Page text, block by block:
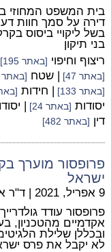
בית המשפט המחוזי
דירה על סמך חוות
בשל ליקויי ביסוס
בני תיקון
ריצוף וחיפוי [באתר 195]
[באתר 47] | שטח [באתר 396]
[באתר 133] | חידות [באתר
יסודות [באתר 24] |
דין [באתר 482]
פרופסור מוערך
ישראל
9 אפריל, 2021 | ד"ר
פרופסור עודד
אקדמיים מהטכניון,
ובכללן שלילת
לא יקבל את פרס